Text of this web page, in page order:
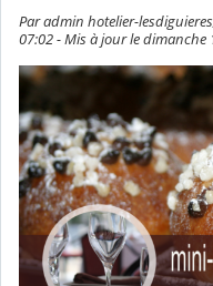
Par admin hotelier-
07:02 - Mis à jour le dimanche